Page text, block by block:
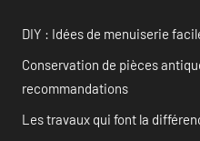
DIY : Idées de menuiserie
Conservation de pièces
recommandations
Les travaux qui font la